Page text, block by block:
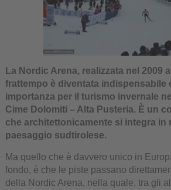
La Nordic Arena, realizzata nel 2009
frattempo è diventata indispensabile
importanza per il turismo invernale
Cime Dolomiti – Alta Pusteria. È un
che architettonicamente si integra in
paesaggio sudtirolese.
Ma quello che è davvero unico in
fondo, è che le piste passano
della Nordic Arena, nella quale, tra gli